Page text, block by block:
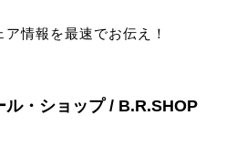
情報を最速でお伝え！
ル・ショップ / B.R.SHOP